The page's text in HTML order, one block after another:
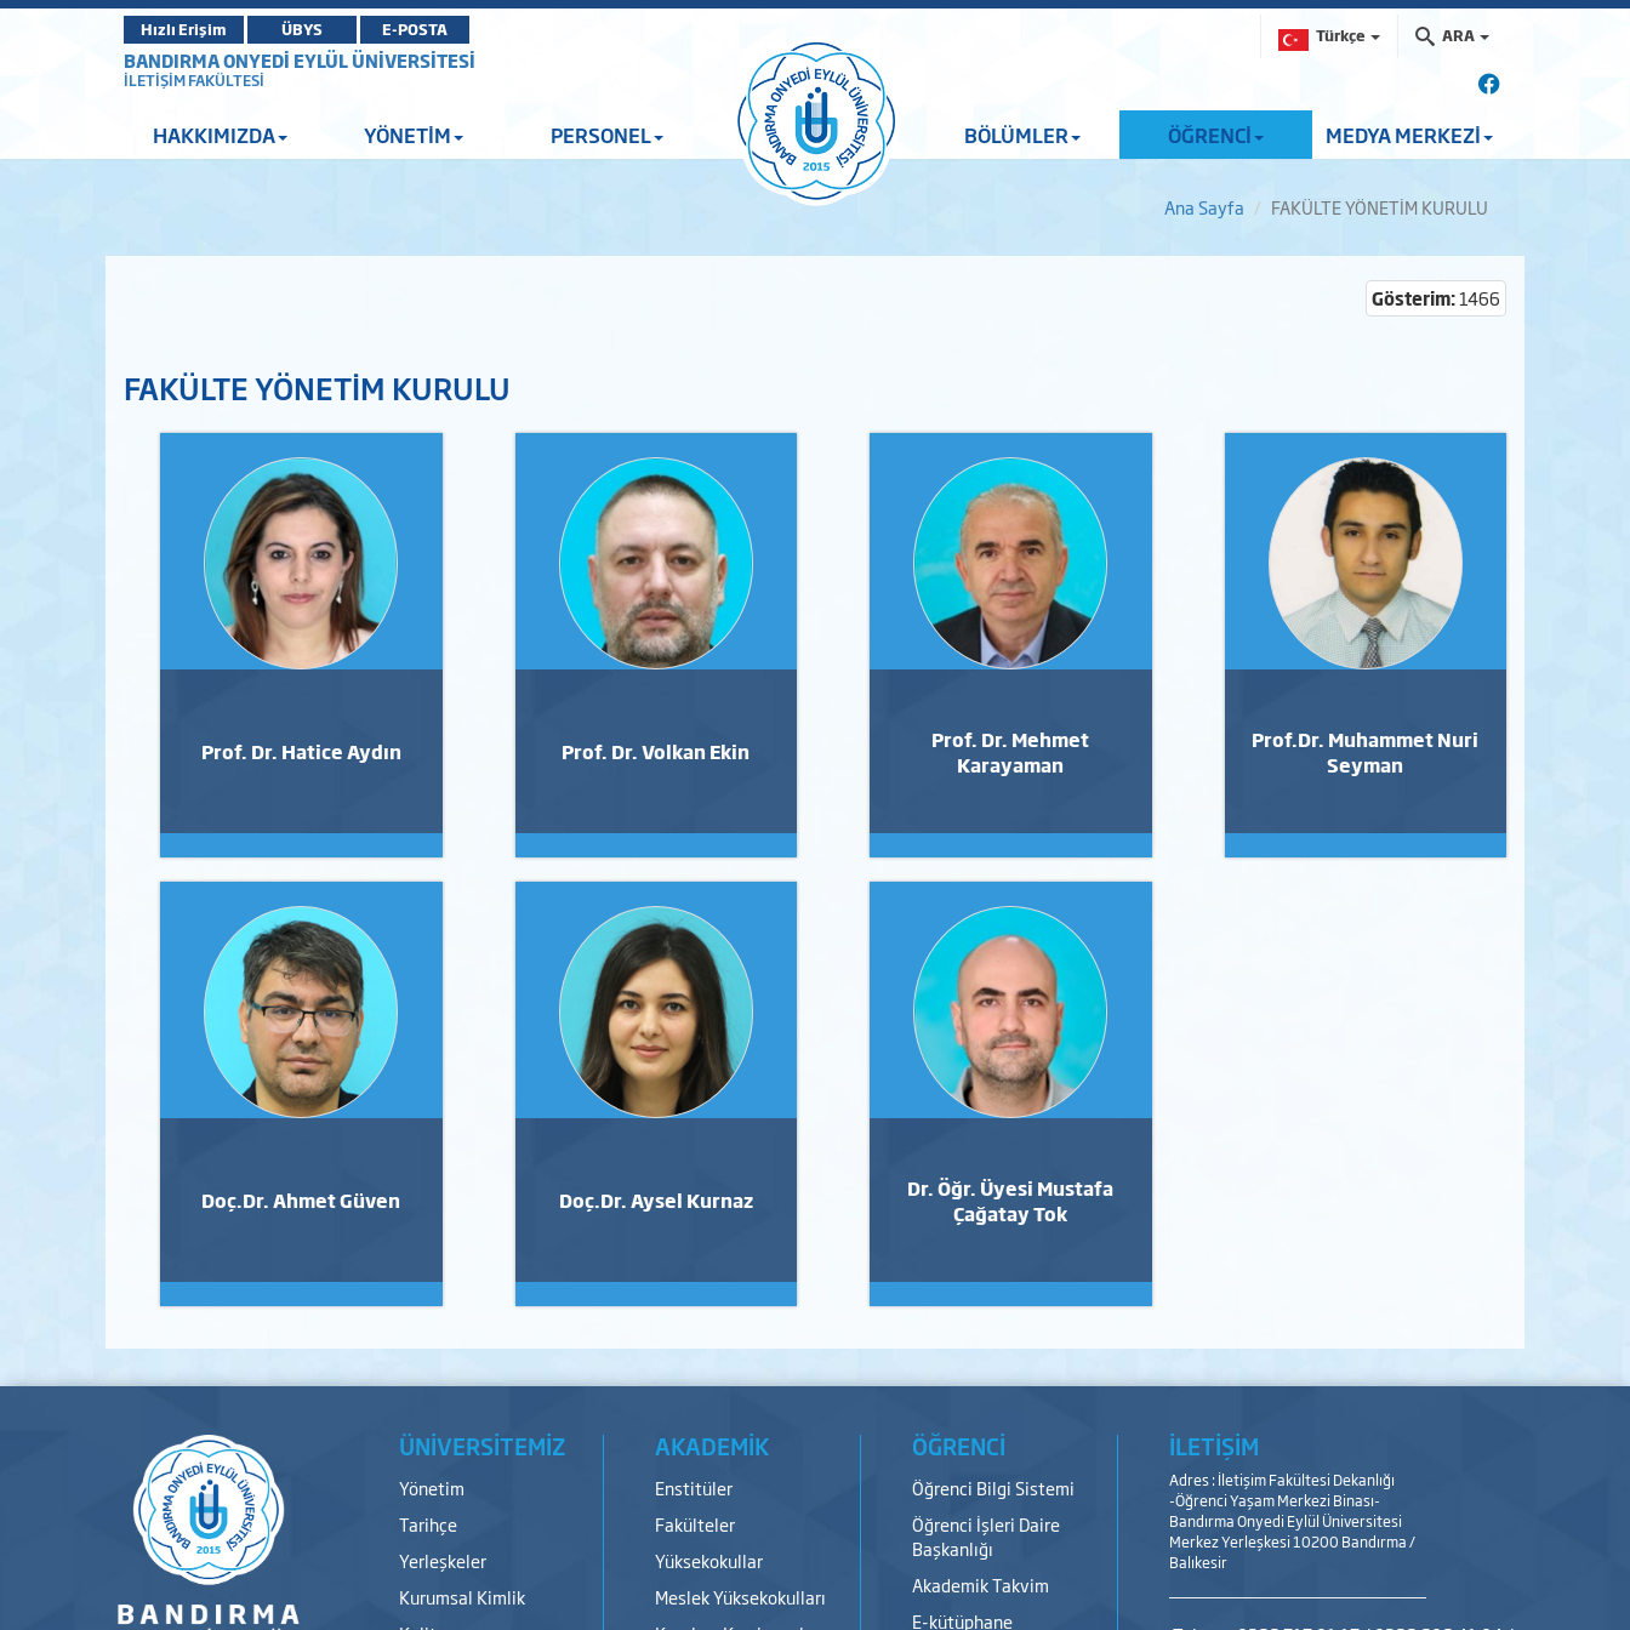
Hızlı Erişim ÜBYS E-POSTA Türkçe ARA
BANDIRMA ONYEDİ EYLÜL ÜNİVERSİTESİ
İLETİŞİM FAKÜLTESİ
HAKKIMIZDA YÖNETİM PERSONEL BÖLÜMLER ÖĞRENCİ MEDYA MERKEZİ
Ana Sayfa FAKÜLTE YÖNETİM KURULU
Gösterim:1466
FAKÜLTE YÖNETİM KURULU
Prof. Dr. Hatice Aydın Prof. Dr. Volkan Ekin
Prof. Dr. Mehmet
Karayaman
Prof.Dr. Muhammet Nuri
Seyman
Doç.Dr. Ahmet Güven Doç.Dr. Aysel Kurnaz
Dr. Öğr. Üyesi Mustafa
Çağatay Tok
ÜNİVERSİTEMİZ
Yönetim
Tarihçe
Yerleşkeler
Kurumsal Kimlik
AKADEMİK
Enstitüler
Fakülteler
Yüksekokullar
Meslek Yüksekokulları
ÖĞRENCİ
Öğrenci Bilgi Sistemi
Öğrenci İşleri Daire
Başkanlığı
Akademik Takvim
E-kütüphane
İLETİŞİM
Adres : İletişim Fakültesi Dekanlığı
-Öğrenci Yaşam Merkezi Binası-
Bandırma Onyedi Eylül Üniversitesi
Merkez Yerleşkesi 10200 Bandırma /
Balıkesir